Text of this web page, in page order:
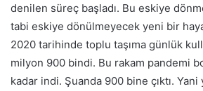
denilen süreç başladı. Bu eskiye
tabi eskiye dönülmeyecek yeni bir
2020 tarihinde toplu taşıma günlük
milyon 900 bindi. Bu rakam pandemi
kadar indi. Şuanda 900 bine çıktı. Yani